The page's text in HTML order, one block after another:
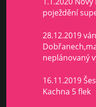
poježdění
28.12.2019
neplánovaný
16.11.2019
Kachna 5 flek